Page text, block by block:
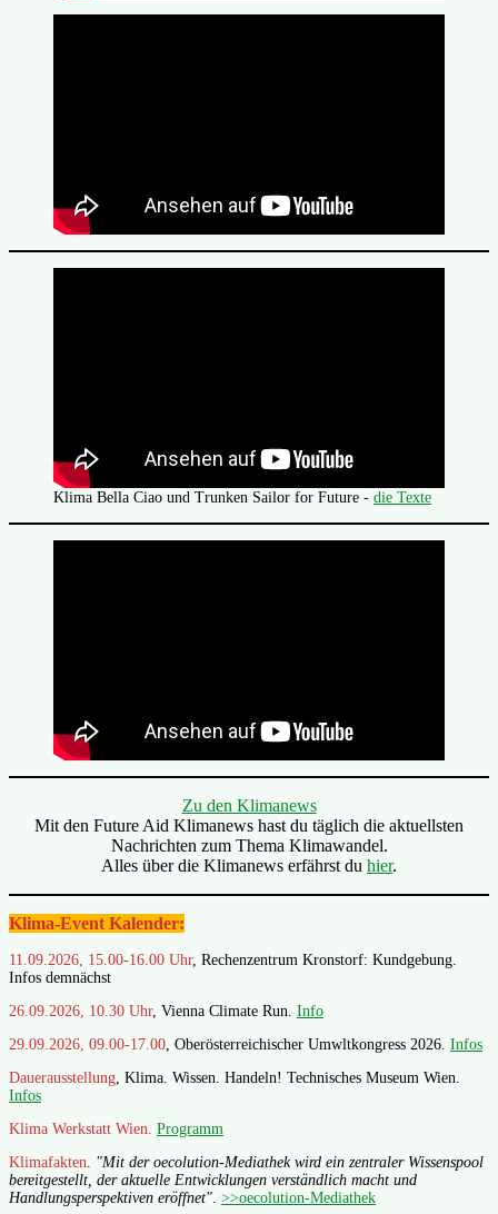
Klima Bella Ciao und Trunken Sailor for Future - die Texte
Zu den Klimanews
Mit den Future Aid Klimanews hast du täglich die aktuellsten
Nachrichten zum Thema Klimawandel.
Alles über die Klimanews erfährst du hier.
Klima-Event Kalender:
11.09.2026, 15.00-16.00 Uhr, Rechenzentrum Kronstorf: Kundgebung.
Infos demnächst
26.09.2026, 10.30 Uhr, Vienna Climate Run. Info
29.09.2026, 09.00-17.00 , Oberösterreichischer Umwltkongress 2026. Infos
Dauerausstellung , Klima. Wissen. Handeln! Technisches Museum Wien.
Infos
Klima Werkstatt Wien. Programm
Klimafakten
"Mit der oecolution-Mediathek wird ein zentraler Wissenspool
bereitgestellt, der aktuelle Entwicklungen verständlich macht und
Handlungsperspektiven eröffnet" >>oecolution-Mediathek